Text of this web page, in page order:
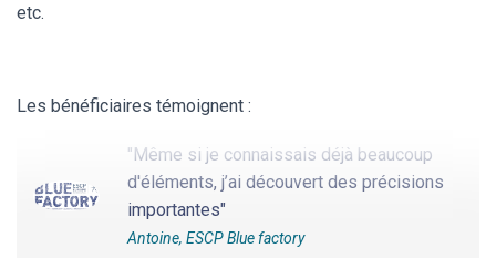
etc.
Les bénéficiaires témoignent :
"Même si je connaissais déjà beaucoup
importantes"
Antoine, ESCP Blue factory
"Vision globale et rythme adapté, sujet